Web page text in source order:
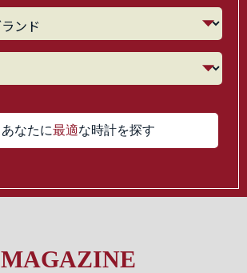
あなたに最適な時計を探す
MAGAZINE